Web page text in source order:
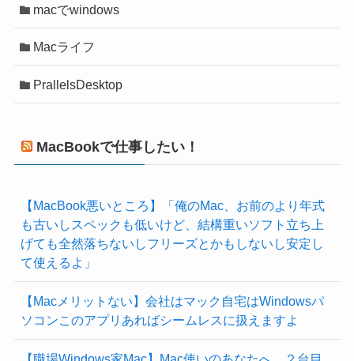
macでwindows
Macライフ
PrallelsDesktop
MacBookで仕事したい！
【MacBook悪いところ】「俺のMac、お前のより年式
も古いしスペックも低いけど、結構重いソフト立ち上
げても全然落ちないしフリーズとかもしないし安定し
て使えるよ」
【Macメリットない】会社はマック自宅はWindowsパ
ソコンこのアプリあればシームレスに扱えますよ